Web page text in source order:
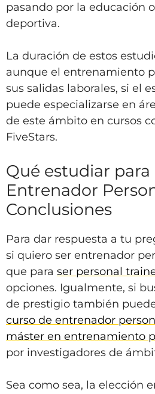
pasando por la educación
deportiva.
La duración de estos
aunque el entrenamiento
sus salidas laborales, si el
puede especializarse en
de este ámbito en cursos
FiveStars.
Qué estudiar para
Entrenador
Conclusiones
Para dar respuesta a tu
si quiero ser entrenador
que para ser personal
opciones. Igualmente, si
de prestigio también
curso de entrenador
máster en entrenamiento
por investigadores de
Sea como sea, la elección